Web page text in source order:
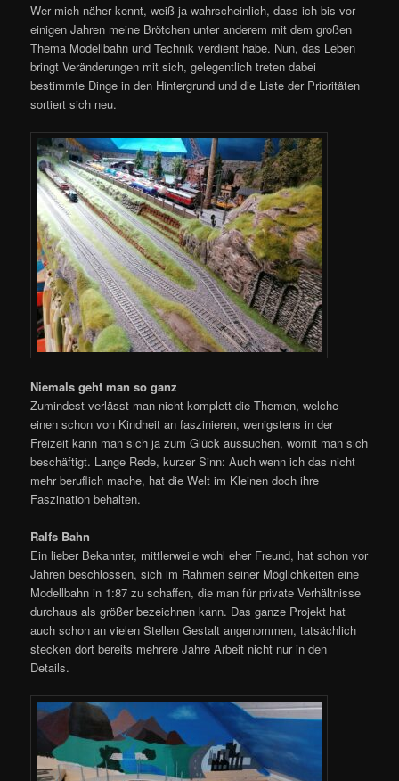
Wer mich näher kennt, weiß ja wahrscheinlich, dass ich bis vor
einigen Jahren meine Brötchen unter anderem mit dem großen
Thema Modellbahn und Technik verdient habe. Nun, das Leben
bringt Veränderungen mit sich, gelegentlich treten dabei
bestimmte Dinge in den Hintergrund und die Liste der Prioritäten
sortiert sich neu.
Niemals geht man so ganz
Zumindest verlässt man nicht komplett die Themen, welche
einen schon von Kindheit an faszinieren, wenigstens in der
Freizeit kann man sich ja zum Glück aussuchen, womit man sich
beschäftigt. Lange Rede, kurzer Sinn: Auch wenn ich das nicht
mehr beruflich mache, hat die Welt im Kleinen doch ihre
Faszination behalten.
Ralfs Bahn
Ein lieber Bekannter, mittlerweile wohl eher Freund, hat schon vor
Jahren beschlossen, sich im Rahmen seiner Möglichkeiten eine
Modellbahn in 1:87 zu schaffen, die man für private Verhältnisse
durchaus als größer bezeichnen kann. Das ganze Projekt hat
auch schon an vielen Stellen Gestalt angenommen, tatsächlich
stecken dort bereits mehrere Jahre Arbeit nicht nur in den
Details.